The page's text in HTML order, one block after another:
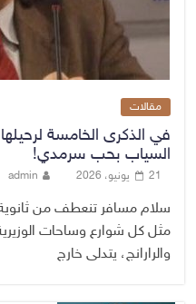
مقالات
في الذكرى الخامسة
السياب بحب سرمدي!
21 يونيو، 2026 admin
سلام مسافر تنعطف من
مثل كل شوارع وساحات
والرارانج، يتدلى خارج